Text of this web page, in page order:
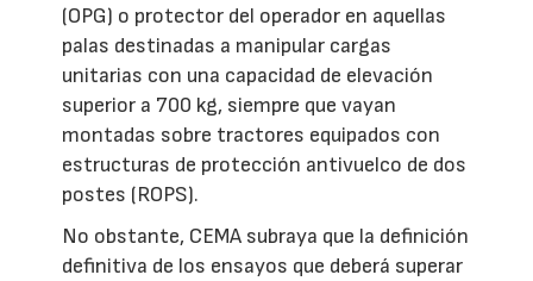
(OPG) o protector del operador en aquellas
palas destinadas a manipular cargas
unitarias con una capacidad de elevación
superior a 700 kg, siempre que vayan
montadas sobre tractores equipados con
estructuras de protección antivuelco de dos
postes (ROPS).
No obstante, CEMA subraya que la definición
definitiva de los ensayos que deberá superar